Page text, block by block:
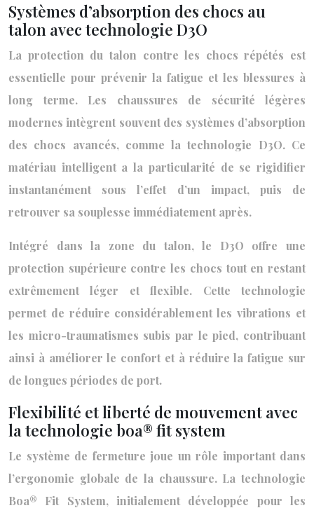
Systèmes d’absorption des chocs au
talon avec technologie D3O
La protection du talon contre les chocs répétés est
essentielle pour prévenir la fatigue et les blessures à
long terme. Les chaussures de sécurité légères
modernes intègrent souvent des systèmes d’absorption
des chocs avancés, comme la technologie D3O. Ce
matériau intelligent a la particularité de se rigidifier
instantanément sous l’effet d’un impact, puis de
retrouver sa souplesse immédiatement après.
Intégré dans la zone du talon, le D3O offre une
protection supérieure contre les chocs tout en restant
extrêmement léger et flexible. Cette technologie
permet de réduire considérablement les vibrations et
les micro-traumatismes subis par le pied, contribuant
ainsi à améliorer le confort et à réduire la fatigue sur
de longues périodes de port.
Flexibilité et liberté de mouvement avec
la technologie boa® fit system
Le système de fermeture joue un rôle important dans
l’ergonomie globale de la chaussure. La technologie
Boa® Fit System, initialement développée pour les